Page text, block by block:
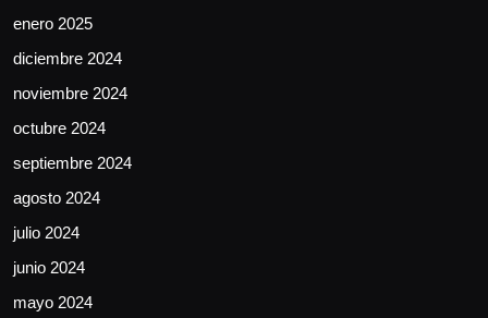
enero 2025
diciembre 2024
noviembre 2024
octubre 2024
septiembre 2024
agosto 2024
julio 2024
junio 2024
mayo 2024